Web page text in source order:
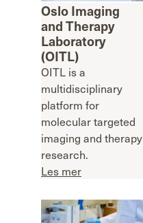
Oslo Imaging
and Therapy
Laboratory
(OITL)
OITL is a
multidisciplinary
platform for
molecular targeted
imaging and therapy
research.
Les mer